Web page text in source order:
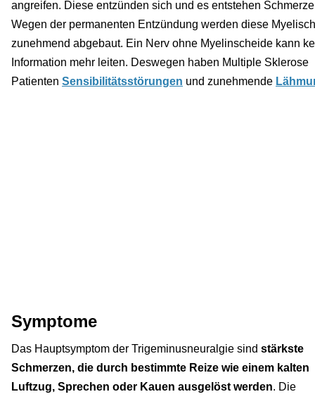
angreifen. Diese entzünden sich und es entstehen
Wegen der permanenten Entzündung werden diese
zunehmend abgebaut. Ein Nerv ohne Myelinscheide kann
Information mehr leiten. Deswegen haben Multiple Sklerose
Patienten Sensibilitätsstörungen und zunehmende
Symptome
Das Hauptsymptom der Trigeminusneuralgie sind stärkste
Schmerzen, die durch bestimmte Reize wie einem kalten
Luftzug, Sprechen oder Kauen ausgelöst werden. Die